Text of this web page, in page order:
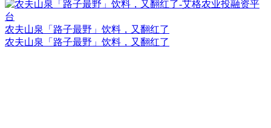
农夫山泉「路子最野」饮料，又翻红了
农夫山泉「路子最野」饮料，又翻红了